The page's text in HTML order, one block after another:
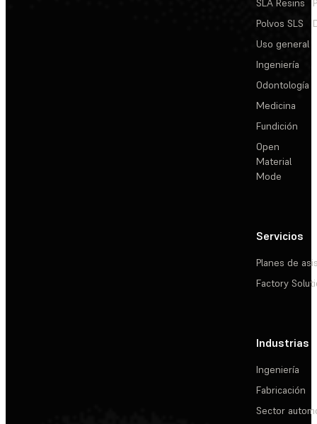
SLA Resins
Polvos SLS
Uso general
Ingeniería
Odontología
Medicina
Fundición
Open
Material
Mode
Servicios
Planes de
Factory
Industrias
Ingeniería
Fabricación
Sector